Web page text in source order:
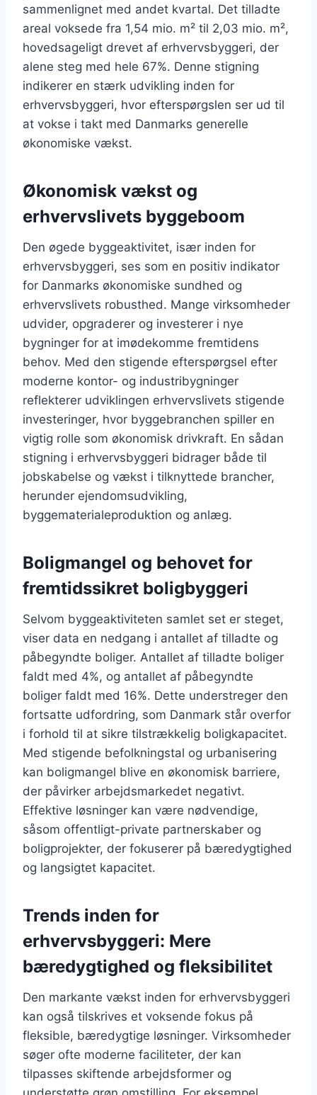
sammenlignet med andet kvartal. Det tilladte
areal voksede fra 1,54 mio. m² til 2,03 mio. m²,
hovedsageligt drevet af erhvervsbyggeri, der
alene steg med hele 67%. Denne stigning
indikerer en stærk udvikling inden for
erhvervsbyggeri, hvor efterspørgslen ser ud til
at vokse i takt med Danmarks generelle
økonomiske vækst.
Økonomisk vækst og
erhvervslivets byggeboom
Den øgede byggeaktivitet, især inden for
erhvervsbyggeri, ses som en positiv indikator
for Danmarks økonomiske sundhed og
erhvervslivets robusthed. Mange virksomheder
udvider, opgraderer og investerer i nye
bygninger for at imødekomme fremtidens
behov. Med den stigende efterspørgsel efter
moderne kontor- og industribygninger
reflekterer udviklingen erhvervslivets stigende
investeringer, hvor byggebranchen spiller en
vigtig rolle som økonomisk drivkraft. En sådan
stigning i erhvervsbyggeri bidrager både til
jobskabelse og vækst i tilknyttede brancher,
herunder ejendomsudvikling,
byggematerialeproduktion og anlæg.
Boligmangel og behovet for
fremtidssikret boligbyggeri
Selvom byggeaktiviteten samlet set er steget,
viser data en nedgang i antallet af tilladte og
påbegyndte boliger. Antallet af tilladte boliger
faldt med 4%, og antallet af påbegyndte
boliger faldt med 16%. Dette understreger den
fortsatte udfordring, som Danmark står overfor
i forhold til at sikre tilstrækkelig boligkapacitet.
Med stigende befolkningstal og urbanisering
kan boligmangel blive en økonomisk barriere,
der påvirker arbejdsmarkedet negativt.
Effektive løsninger kan være nødvendige,
såsom offentligt-private partnerskaber og
boligprojekter, der fokuserer på bæredygtighed
og langsigtet kapacitet.
Trends inden for
erhvervsbyggeri: Mere
bæredygtighed og fleksibilitet
Den markante vækst inden for erhvervsbyggeri
kan også tilskrives et voksende fokus på
fleksible, bæredygtige løsninger. Virksomheder
søger ofte moderne faciliteter, der kan
tilpasses skiftende arbejdsformer og